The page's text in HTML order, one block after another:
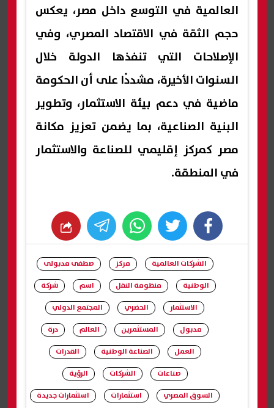
العالمية في التوسع داخل مصر، يعكس
حجم الثقة في الاقتصاد المصري، وفي
الإصلاحات التي تنفذها الدولة خلال
السنوات الأخيرة، مشددًا على أن الحكومة
ماضية في دعم بيئة الاستثمار، وتطوير
البنية الصناعية، بما يضمن تعزيز مكانة
مصر كمركز إقليمي للصناعة والاستثمار
في المنطقة.
facebook
twitter
whats
الشركات العالمية مركز
صطفى مدبولى
الوطنية
منظومة النقل اسم
شركة
الاستثمار
الحضري
المجتمع الدولي
مدبول
المستثمرين العالم
درة
العمل
الصناعة الوطنية
القدرات
صناعات
الشركات
الرؤية
السوق المصري
استثمارات
استثمارات جديدة